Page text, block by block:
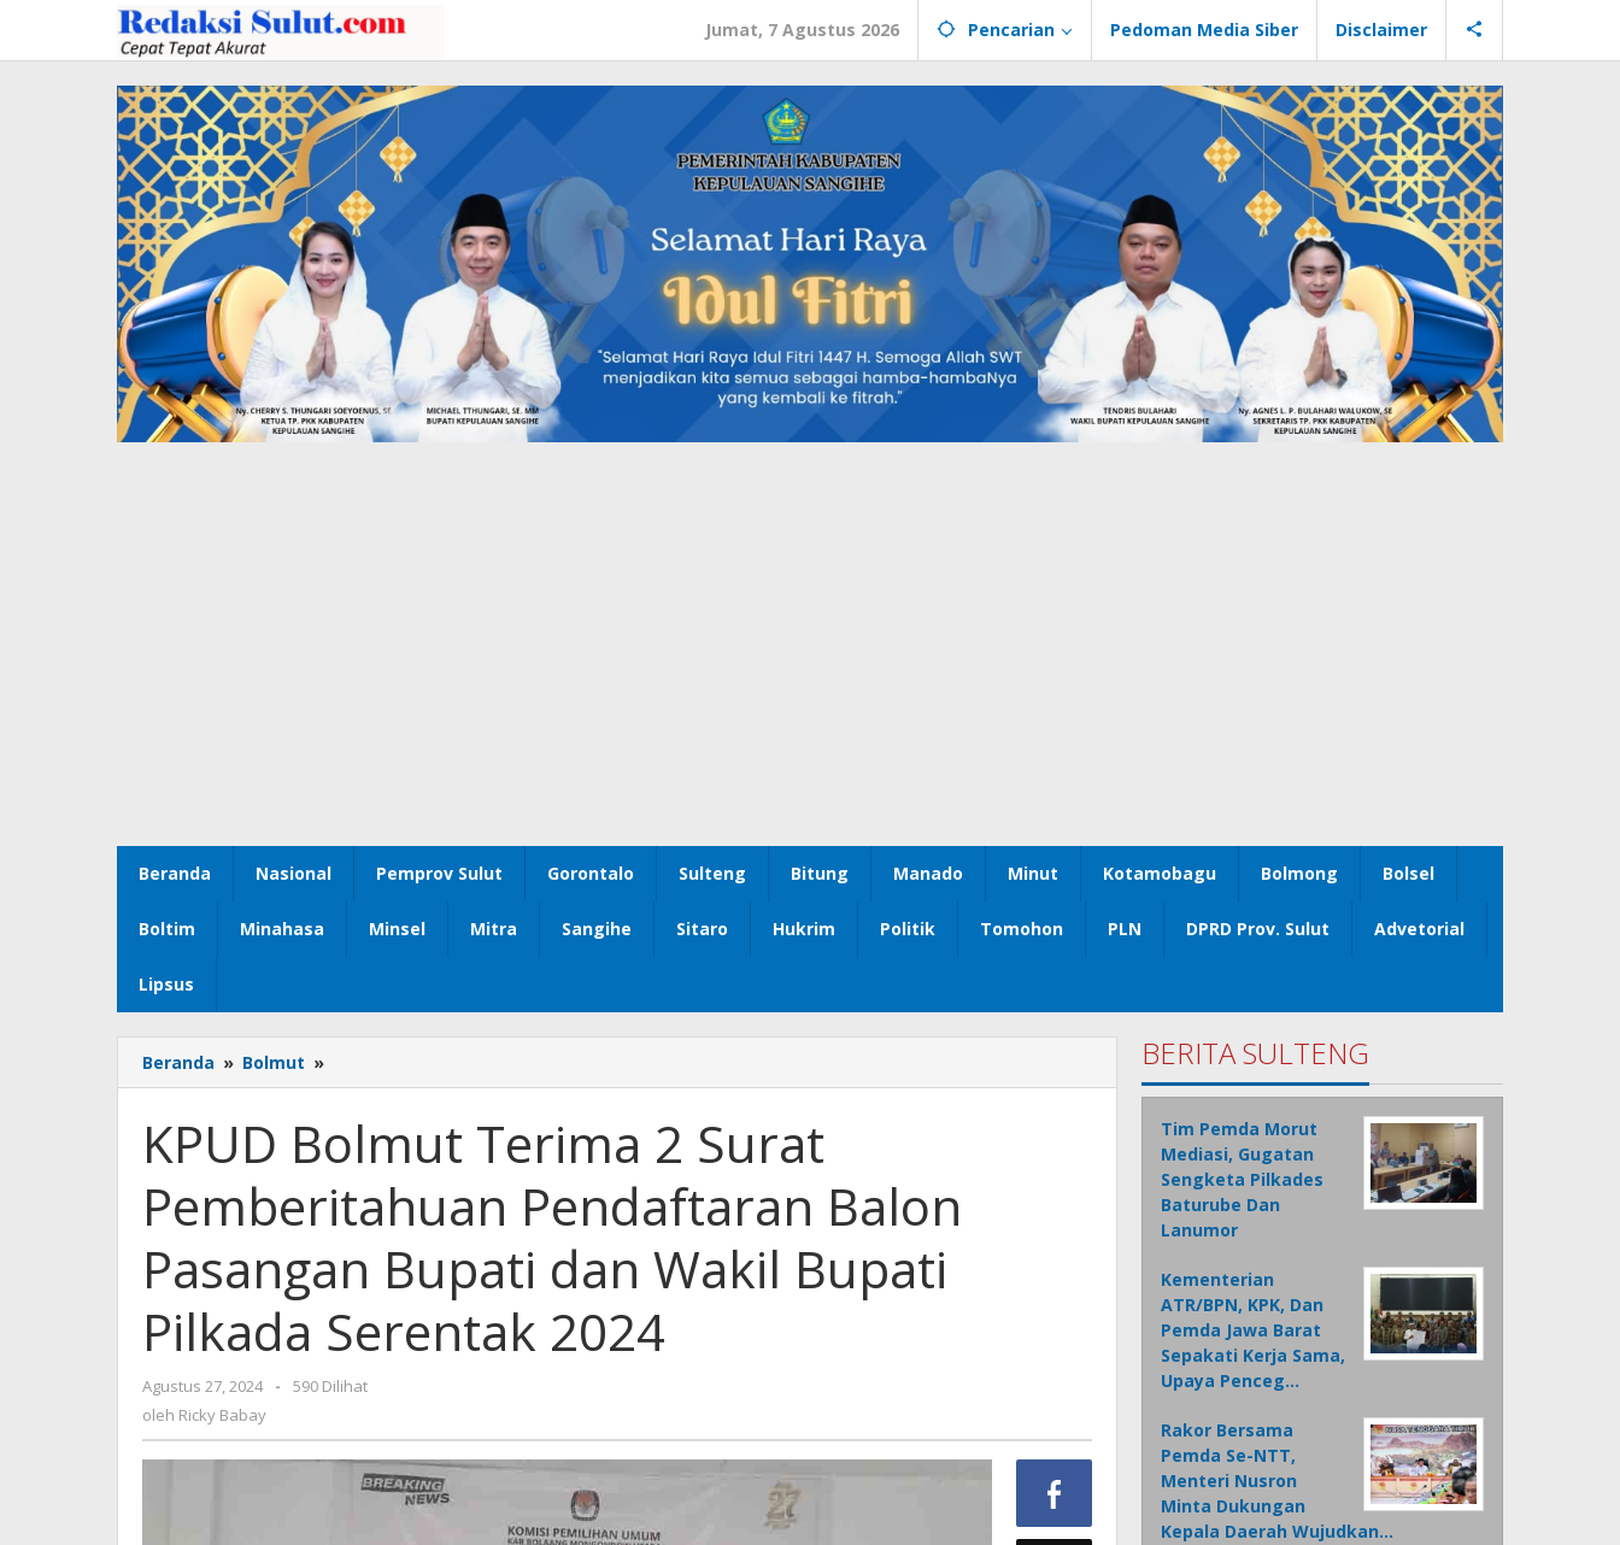
konten
Jumat, 7 Agustus 2026 Pencarian Pedoman Media Siber Disclaimer
Beranda Nasional Pemprov Sulut Gorontalo Sulteng Bitung Manado Minut Kotamobagu Bolmong Bolsel
Boltim Minahasa Minsel Mitra Sangihe Sitaro Hukrim Politik Tomohon PLN DPRD Prov. Sulut Advetorial
Lipsus
Beranda » Bolmut »
Bolmut
2
Surat
Pemberitahuan
Pendaftaran
Pasangan
Bupati
dan
Wakil
Pilkada
2024
KPUD Bolmut Terima 2 Surat
Pemberitahuan Pendaftaran Balon
Pasangan Bupati dan Wakil Bupati
Pilkada Serentak 2024
Agustus 27, 2024
oleh
-
590 Dilihat
oleh Ricky Babay
BERITA SULTENG
Tim Pemda Morut
Mediasi, Gugatan
Sengketa Pilkades
Baturube Dan
Lanumor
Kementerian
ATR/BPN, KPK, Dan
Pemda Jawa Barat
Sepakati Kerja Sama,
Upaya Penceg…
Rakor Bersama
Pemda Se-NTT,
Menteri Nusron
Minta Dukungan
Kepala Daerah Wujudkan…